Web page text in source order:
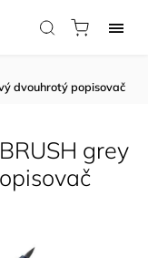
dvouhrotý popisovač
grey